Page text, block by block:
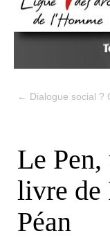
← Dialogue social ?
Le
livre de
Péan